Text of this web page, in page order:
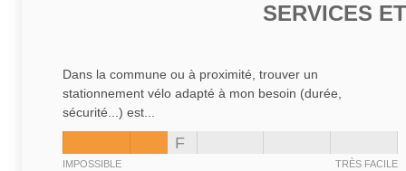
SERVICES
Dans la commune ou à proximité, trouver un
stationnement vélo adapté à mon besoin (durée,
sécurité...) est...
F
IMPOSSIBLE TRÈS FACILE